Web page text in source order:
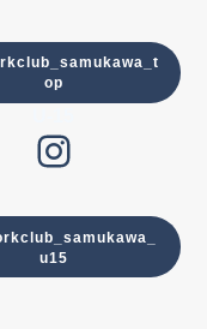
op
Instagram
u15